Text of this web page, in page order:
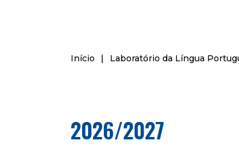
Início | Laboratório da Língua
2026/2027